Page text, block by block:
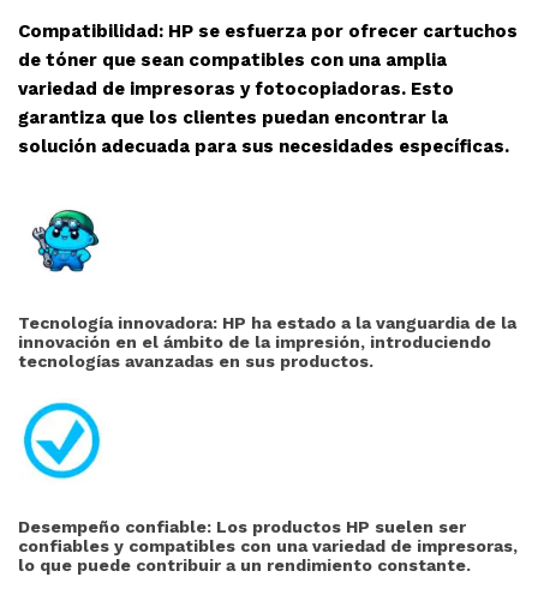
Compatibilidad: HP se esfuerza por ofrecer cartuchos
de tóner que sean compatibles con una amplia
variedad de impresoras y fotocopiadoras. Esto
garantiza que los clientes puedan encontrar la
solución adecuada para sus necesidades específicas.
Tecnología innovadora: HP ha estado a la vanguardia de la
innovación en el ámbito de la impresión, introduciendo
tecnologías avanzadas en sus productos.
Desempeño confiable: Los productos HP suelen ser
confiables y compatibles con una variedad de impresoras,
lo que puede contribuir a un rendimiento constante.